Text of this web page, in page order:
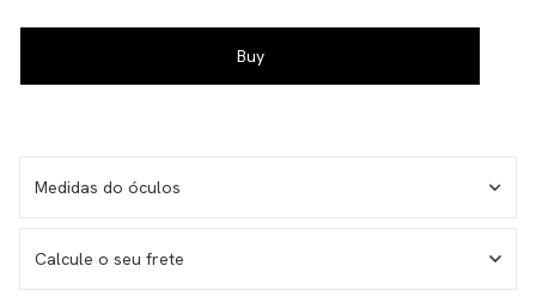
Medidas do óculos
MEDIDAS DOS ÓCULOS
Calcule o seu frete